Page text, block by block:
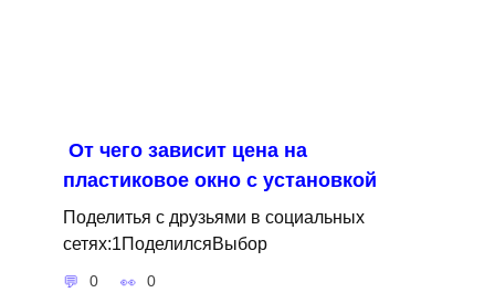
От чего зависит цена на
пластиковое окно с установкой
Поделитья с друзьями в социальных
сетях:1ПоделилсяВыбор
0 0